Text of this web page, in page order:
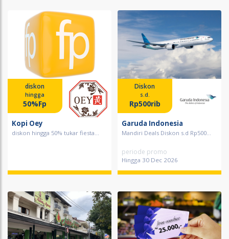
diskon
hingga
50%Fp
Kopi Oey
diskon hingga 50% tukar fiesta...
Diskon
s.d.
Rp500rib
Garuda Indonesia
Mandiri Deals Diskon s.d Rp500...
periode promo
Hingga 30 Dec 2026